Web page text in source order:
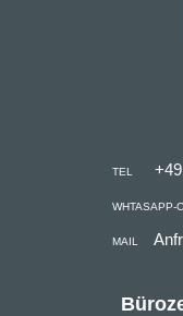
TEL
WHTASAPP-
MAIL